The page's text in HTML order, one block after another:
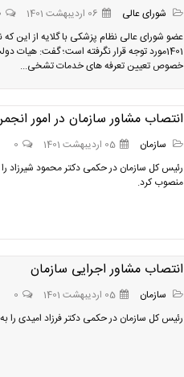
شورای عالی 06 اردیبهشت 1401
عضو شورای عالی نظام پزشکی با گلایه از این
1401مورد توجه قرار نگرفته است؛ گفت: هیات
خصوص تعیین تعرفه های خدمات تشخی...
انتصاب مشاور سازمان در امور
سازمان 05 اردیبهشت 1401
0
رئیس کل سازمان در حکمی دکتر محمود شیرزاد
منصوب کرد.
انتصاب مشاور اجرایی سازمان
سازمان 05 اردیبهشت 1401
0
رئیس کل سازمان در حکمی دکتر فرزاد امیدی را